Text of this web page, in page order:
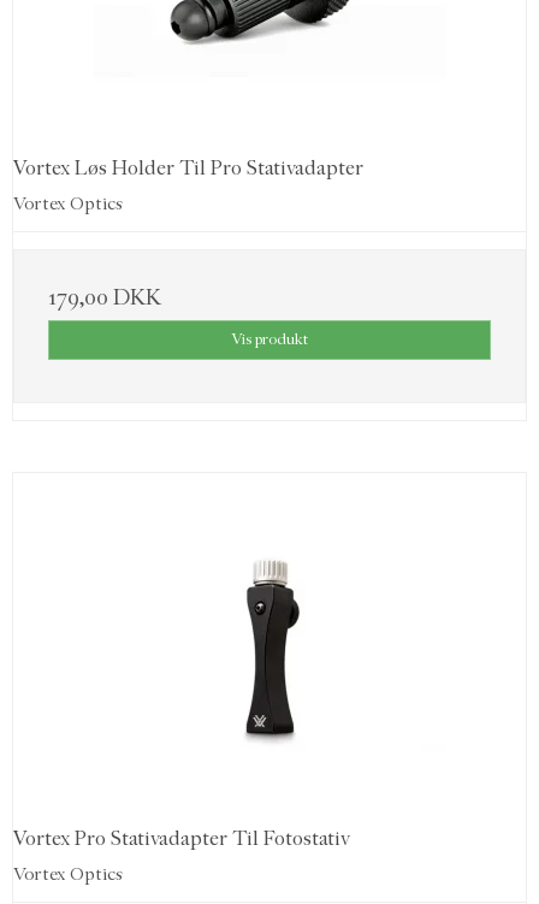
Vortex Løs Holder Til Pro Stativadapter
Vortex Optics
179,00 DKK
Vis produkt
Vortex Pro Stativadapter Til Fotostativ
Vortex Optics